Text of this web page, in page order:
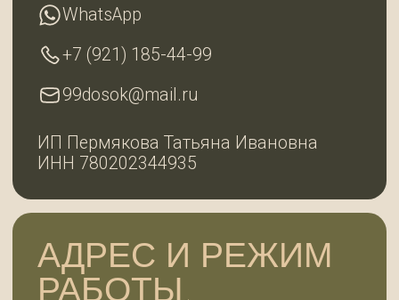
Разработка сайта